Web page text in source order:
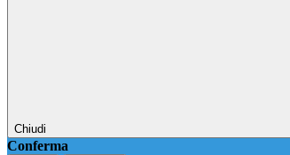
Chiudi
Conferma